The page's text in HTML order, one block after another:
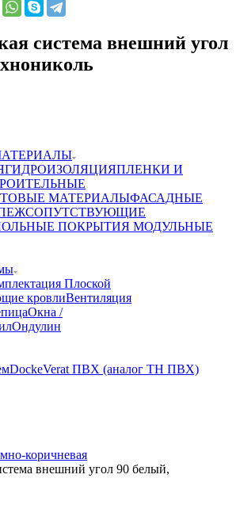
система внешний угол
ГИДРОИЗОЛЯЦИЯПЛЕНКИ И
МАТЕРИАЛЫФАСАДНЫЕ
СОПУТСТВУЮЩИЕ
ПОКРЫТИЯ МОДУЛЬНЫЕ
Плоской
кровлиВентиляция
Окна /
Ондулин
DockeVerat ПВХ (аналог ТН ПВХ)
коричневая
внешний угол 90 белый,